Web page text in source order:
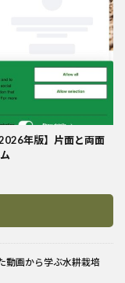
年版】片面と両面
動画から学ぶ水耕栽培